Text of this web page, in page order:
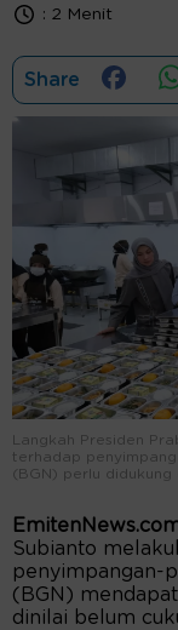
: 2 Menit
Share
Langkah Presiden
terhadap
(BGN) perlu
Subianto
penyimpangan-
(BGN)
dinilai belum